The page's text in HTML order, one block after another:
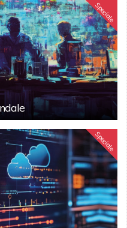
Speciale
Speciale